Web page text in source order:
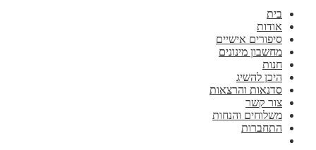
בית
אודות
סיפורים אישיים
מחשבון מינונים
חנות
היכן להשיג
סדנאות והרצאות
צור קשר
משלוחים והנחות
התחברות